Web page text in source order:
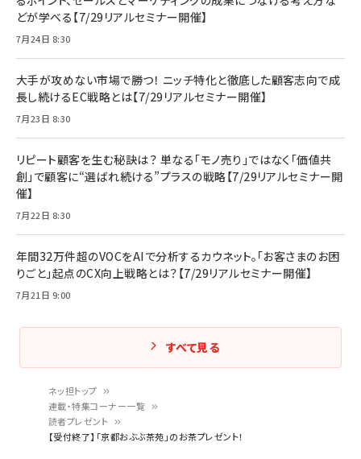
ネッ担トップ
連載・特集コーナー一覧
読者プレゼント
【受付終了】「京都おぶぶ茶苑」のお茶プレゼント！
どが学べる【7/29リアルセミナー開催】
7月24日 8:30
大手が攻めない市場で勝つ！ ニッチ特化と徹底した顧客志向で成
長し続けるEC戦略とは【7/29リアルセミナー開催】
7月23日 8:30
リピート顧客を生む秘訣は？ 単なる「モノ売り」ではなく「価値共
創」で顧客に“選ばれ続ける”プラスの戦略【7/29リアルセミナー開
催】
7月22日 8:30
年間32万件超のVOCをAIで分析するカウネット。「お客さまのお困
りごと」起点のCX向上戦略とは？【7/29リアルセミナー開催】
7月21日 9:00
すべて見る